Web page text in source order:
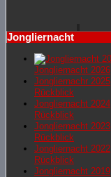
Jongliernacht
Jongliernacht 2026
Jongliernachr 2025
Rückblick
Jongliernacht 2024
Rückblick
Jongliernacht 2023
Rückblick
Jongliernacht 2022
Rückblick
Jongliernacht 2019